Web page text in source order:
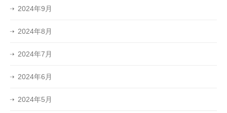
2024年9月
2024年8月
2024年7月
2024年6月
2024年5月